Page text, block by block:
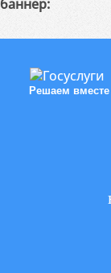
баннер:
Решаем вместе